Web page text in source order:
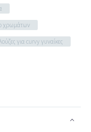
χρωμάτων
για curvy γυναίκες